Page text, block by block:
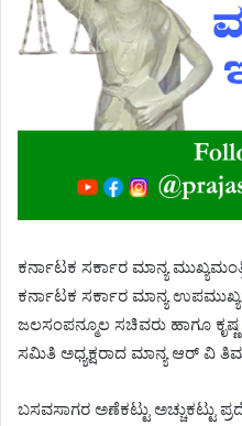
ಕರ್ನಾಟಕ ಸರ್ಕಾರ ಮಾನ್ಯ
ಕರ್ನಾಟಕ ಸರ್ಕಾರ ಮಾನ್ಯ
ಜಲಸಂಪನ್ಮೂಲ ಸಚಿವರು ಹಾಗೂ
ಸಮಿತಿ ಅಧ್ಯಕ್ಷರಾದ ಮಾನ್ಯ ಆರ್ ವಿ
ಬಸವಸಾಗರ ಅಣೆಕಟ್ಟು ಅಚ್ಚುಕಟ್ಟು